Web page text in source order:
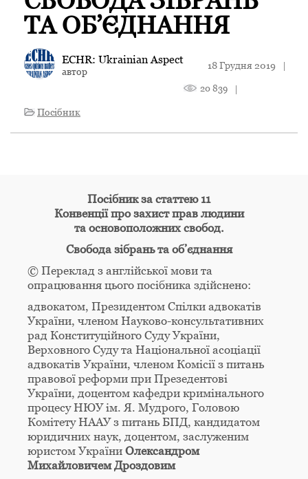
ТА ОБ’ЄДНАННЯ
ECHR: Ukrainian Aspect
автор
18 Грудня 2019 |
20 839
|
Посібник
Посібник за статтею 11
Конвенції про захист прав людини
та основоположних свобод.
Свобода зібрань та об’єднання
© Переклад з англійської мови та
опрацювання цього посібника здійснено:
адвокатом, Президентом Спілки адвокатів
України, членом Науково-консультативних
рад Конституційного Суду України,
Верховного Суду та Національної асоціації
адвокатів України, членом Комісії з питань
правової реформи при Презедентові
України, доцентом кафедри кримінального
процесу НЮУ ім. Я. Мудрого, Головою
Комітету НААУ з питань БПД, кандидатом
юридичних наук, доцентом, заслуженим
юристом України Олександром
Михайловичем Дроздовим